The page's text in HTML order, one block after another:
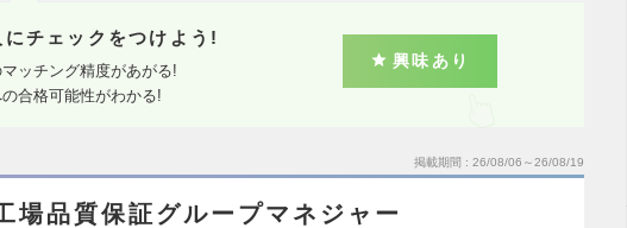
チェックをつけよう!
ッチング精度があがる!
合格可能性がわかる!
興味あり
掲載期間 26/08/06～26/08/19
場品質保証グループマネジャー